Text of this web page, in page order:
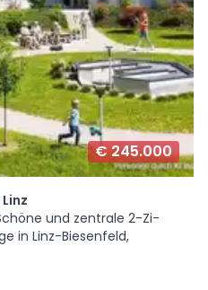
€ 245.000
und zentrale 2-Zi-
in Linz-Biesenfeld,